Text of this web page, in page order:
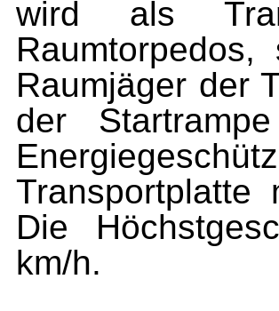
wird als
Raumjäger der
der
Transportplatte
Die
km/h.